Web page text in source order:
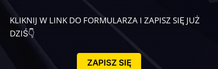
KLIKNIJ W LINK DO FORMULARZA I ZAPISZ SIĘ JUŻ
DZIŚ👇
ZAPISZ SIĘ